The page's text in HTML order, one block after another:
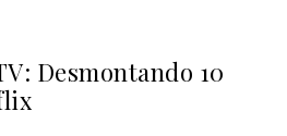
Desmontando 10